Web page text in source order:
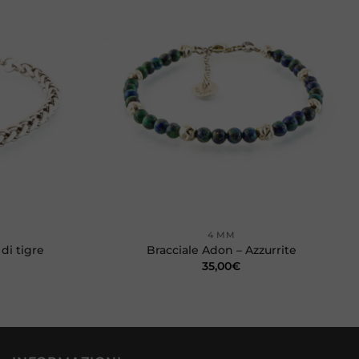
di tigre
4 MM
Bracciale Adon – Azzurrite
35,00€